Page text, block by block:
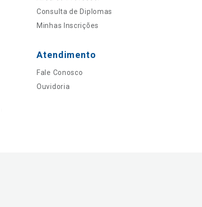
Consulta de Diplomas
Minhas Inscrições
Atendimento
Fale Conosco
Ouvidoria